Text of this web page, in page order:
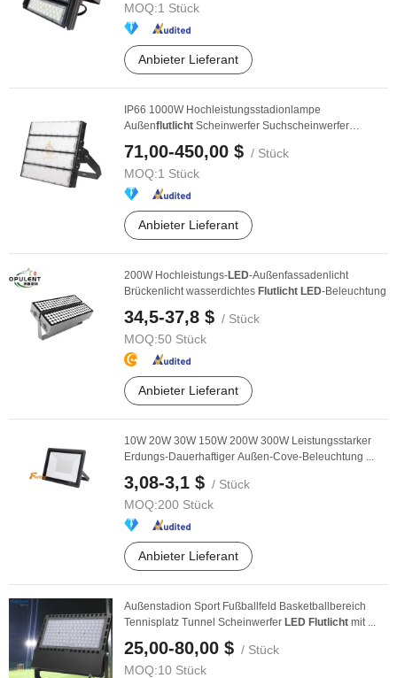
MOQ:1 Stück
Anbieter Lieferant
IP66 1000W Hochleistungsstadionlampe
Außenflutlicht Scheinwerfer Suchscheinwerfer
71,00-450,00 $ / Stück
MOQ:1 Stück
Anbieter Lieferant
200W Hochleistungs-LED-Außenfassadenlicht
Brückenlicht wasserdichtes Flutlicht LED-Beleuchtung
34,5-37,8 $ / Stück
MOQ:50 Stück
Anbieter Lieferant
10W 20W 30W 150W 200W 300W Leistungsstarker
Erdungs-Dauerhaftiger Außen-Cove-Beleuchtung ...
3,08-3,1 $ / Stück
MOQ:200 Stück
Anbieter Lieferant
Außenstadion Sport Fußballfeld Basketballbereich
Tennisplatz Tunnel Scheinwerfer LED Flutlicht mit ...
25,00-80,00 $ / Stück
MOQ:10 Stück